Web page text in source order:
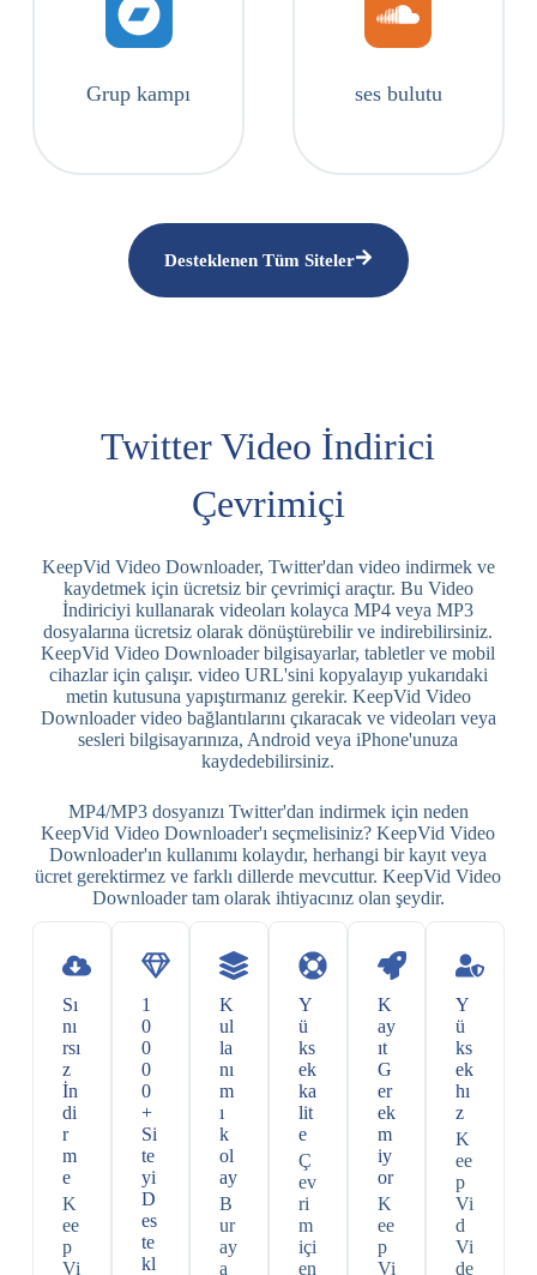
Grup kampı ses bulutu
Desteklenen Tüm Siteler
Twitter Video İndirici
Çevrimiçi
KeepVid Video Downloader, Twitter'dan video indirmek ve
kaydetmek için ücretsiz bir çevrimiçi araçtır. Bu Video
İndiriciyi kullanarak videoları kolayca MP4 veya MP3
dosyalarına ücretsiz olarak dönüştürebilir ve indirebilirsiniz.
KeepVid Video Downloader bilgisayarlar, tabletler ve mobil
cihazlar için çalışır. video URL'sini kopyalayıp yukarıdaki
metin kutusuna yapıştırmanız gerekir. KeepVid Video
Downloader video bağlantılarını çıkaracak ve videoları veya
sesleri bilgisayarınıza, Android veya iPhone'unuza
kaydedebilirsiniz.
MP4/MP3 dosyanızı Twitter'dan indirmek için neden
KeepVid Video Downloader'ı seçmelisiniz? KeepVid Video
Downloader'ın kullanımı kolaydır, herhangi bir kayıt veya
ücret gerektirmez ve farklı dillerde mevcuttur. KeepVid Video
Downloader tam olarak ihtiyacınız olan şeydir.
Sı
nı
rsı
z
İn
di
r
m
e
K
ee
p
Vi
1
0
0
0
0
+
Si
te
yi
D
es
te
kl
K
ul
la
nı
m
ı
k
ol
ay
B
ur
ay
a
Y
ü
ks
ek
ka
lit
e
Ç
ev
ri
m
içi
en
K
ay
ıt
G
er
ek
m
iy
or
K
ee
p
Vi
Y
ü
ks
ek
hı
z
K
ee
p
Vi
d
Vi
de